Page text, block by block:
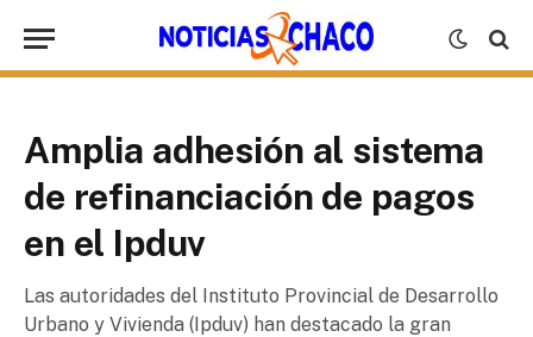
Amplia adhesión al sistema
de refinanciación de pagos
en el Ipduv
Las autoridades del Instituto Provincial de Desarrollo
Urbano y Vivienda (Ipduv) han destacado la gran